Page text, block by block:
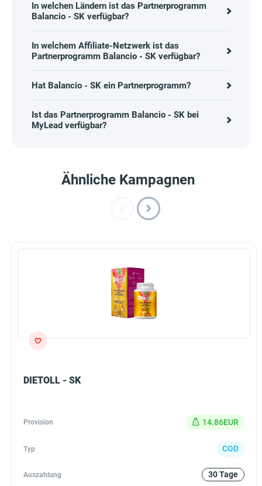
In welchen Ländern ist das Partnerprogramm
Balancio - SK verfügbar?
In welchem Affiliate-Netzwerk ist das
Partnerprogramm Balancio - SK verfügbar?
Hat Balancio - SK ein Partnerprogramm?
Ist das Partnerprogramm Balancio - SK bei
MyLead verfügbar?
Ähnliche Kampagnen
DIETOLL - SK
Provision 14.86EUR
Typ COD
Auszahlung 30 Tage